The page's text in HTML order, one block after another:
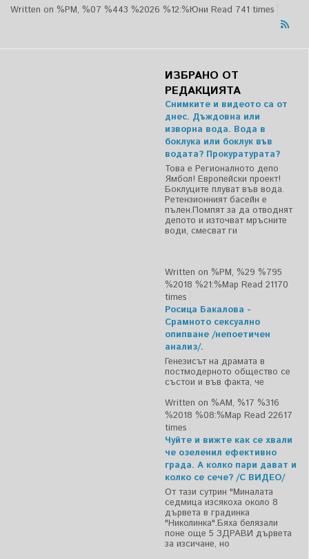
Written on %PM, %07 %443 %2026 %12:%Юни Read 741 times
ИЗБРАНО ОТ
РЕДАКЦИЯТА
Снимките и видеото са от
днес. Дъждовна или
изворна вода. Вода в
боклука или боклук във
водата? Прокуратурата?
Това е Регионалното депо
Ямбол! Европейски проект!
Боклуците плуват във вода.
Ретензионният басейн е
пълен.Помпят за да отводнят
депото и източват мръсните
води, смесват ги
Written on %PM, %29 %795
%2018 %21:%Мар Read 21170
times
Росица Бакалова -
Срамното сексуално
опипване /непоетичен
анализ/.
Генезисът на драмата в
постмодерното общество се
състои и във факта, че
Written on %AM, %17 %316
%2018 %08:%Мар Read 22617
times
Чуйте и вижте как се хвали
че озеленил ефективно
града. А колко пари дават и
колко се сече? /С ВИДЕО/
От тази сутрин "Миналата
седмица изсякоха около 8
дървета в градинка
"Николинка".Бяха белязали
поне още 5 ЗДРАВИ дървета
за изсичане, но